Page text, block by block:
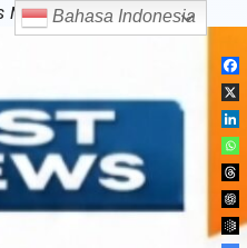
MediaSkip
to
Bahasa